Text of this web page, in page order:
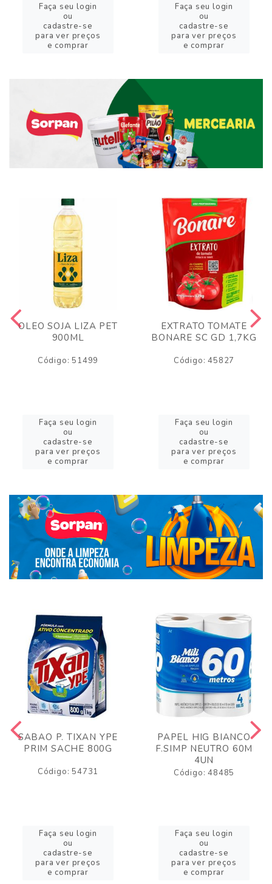
Faça seu login
ou
cadastre-se
para ver preços
e comprar
Faça seu login
ou
cadastre-se
para ver preços
e comprar
OLEO SOJA LIZA PET
900ML
Código: 51499
Faça seu login
ou
cadastre-se
para ver preços
e comprar
EXTRATO TOMATE
BONARE SC GD 1,7KG
Código: 45827
Faça seu login
ou
cadastre-se
para ver preços
e comprar
SABAO P. TIXAN YPE
PRIM SACHE 800G
Código: 54731
Faça seu login
ou
cadastre-se
para ver preços
e comprar
PAPEL HIG BIANCO
F.SIMP NEUTRO 60M
4UN
Código: 48485
Faça seu login
ou
cadastre-se
para ver preços
e comprar